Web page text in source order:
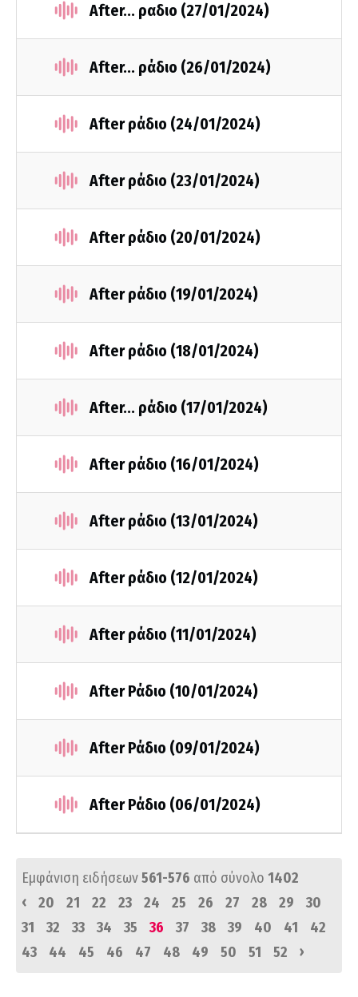
After... ραδιο (27/01/2024)
After... ράδιο (26/01/2024)
After ράδιο (24/01/2024)
After ράδιο (23/01/2024)
After ράδιο (20/01/2024)
After ράδιο (19/01/2024)
After ράδιο (18/01/2024)
After... ράδιο (17/01/2024)
After ράδιο (16/01/2024)
After ράδιο (13/01/2024)
After ράδιο (12/01/2024)
After ράδιο (11/01/2024)
After Ράδιο (10/01/2024)
After Ράδιο (09/01/2024)
After Ράδιο (06/01/2024)
Εμφάνιση ειδήσεων561-576 από σύνολο 1402
‹
20 21 22 23 24 25 26 27 28 29
30
31
32 33 34 35 36 37 38 39 40 41
42
43
44 45 46 47 48 49 50 51 52 ›